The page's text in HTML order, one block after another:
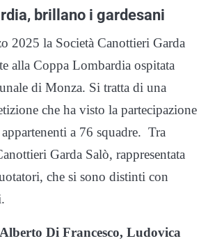
brillano i gardesani
2025 la Società Canottieri Garda
alla Coppa Lombardia ospitata
di Monza. Si tratta di una
che ha visto la partecipazione
a 76 squadre. Tra
Garda Salò, rappresentata
che si sono distinti con
Alberto Di Francesco, Ludovica